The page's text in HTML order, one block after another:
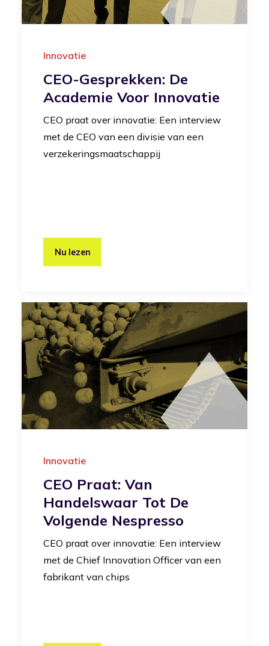
Innovatie
CEO-Gesprekken: De
Academie Voor Innovatie
CEO praat over innovatie: Een interview
met de CEO van een divisie van een
verzekeringsmaatschappij
Nu lezen
Innovatie
CEO Praat: Van
Handelswaar Tot De
Volgende Nespresso
CEO praat over innovatie: Een interview
met de Chief Innovation Officer van een
fabrikant van chips